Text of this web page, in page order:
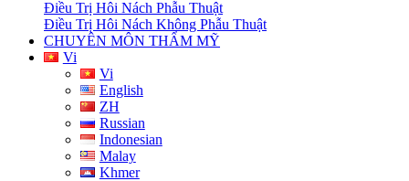
Điều Trị Hôi Nách Phẫu Thuật
Điều Trị Hôi Nách Không Phẫu Thuật
CHUYÊN MÔN THẨM MỸ
Vi
Vi
English
ZH
Russian
Indonesian
Malay
Khmer